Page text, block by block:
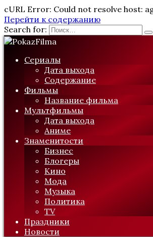
cURL Error: Could not resolve host:
Перейти к содержанию
Search for:
Сериалы
Дата выхода
Содержание
Фильмы
Название фильма
Мультфильмы
Дата выхода
Аниме
Знаменитости
Бизнес
Блогеры
Кино
Мода
Музыка
Политика
TV
Праздники
Новости